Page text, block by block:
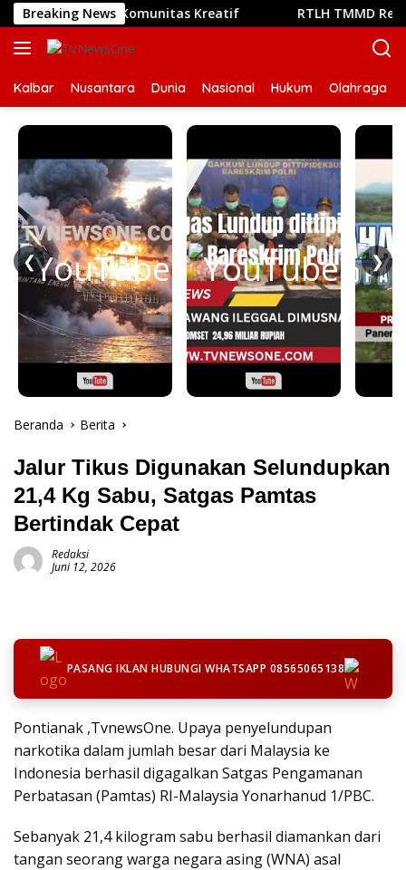
Langsung
ke
konten
Breaking NewsKomunitas Kreatif RTLH TMMD Reguler
Kalbar Nusantara Dunia Nasional Hukum Olahraga
❮ ❯
Beranda Berita
Jalur Tikus Digunakan Selundupkan
21,4 Kg Sabu, Satgas Pamtas
Bertindak Cepat
Redaksi
Juni 12, 2026
PASANG IKLAN HUBUNGI WHATSAPP 08565065138
Pontianak ,TvnewsOne. Upaya penyelundupan
narkotika dalam jumlah besar dari Malaysia ke
Indonesia berhasil digagalkan Satgas Pengamanan
Perbatasan (Pamtas) RI-Malaysia Yonarhanud 1/PBC.
Sebanyak 21,4 kilogram sabu berhasil diamankan dari
tangan seorang warga negara asing (WNA) asal